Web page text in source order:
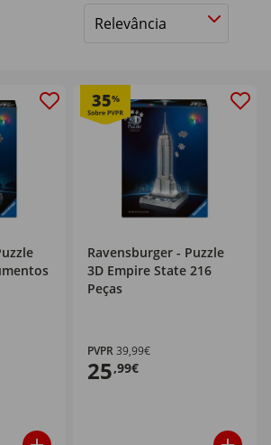
Ordenar
35%
Ravensburger - Puzzle
3D Empire State 216
Peças
PVPR39,99€
25,99€